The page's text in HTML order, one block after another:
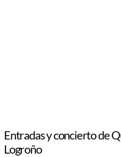
Entradas y concierto de
Logroño